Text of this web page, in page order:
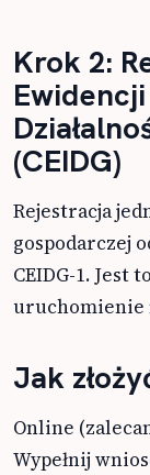
Krok 2:
(CEIDG)
Rejestracja
gospodarczej
CEIDG-1. Jest
uruchomienie
Jak
Online
Wypełnij